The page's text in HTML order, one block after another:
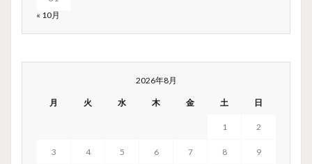
« 10月
2026年8月
月 火 水 木 金 土 日
1 2
3 4 5 6 7 8 9